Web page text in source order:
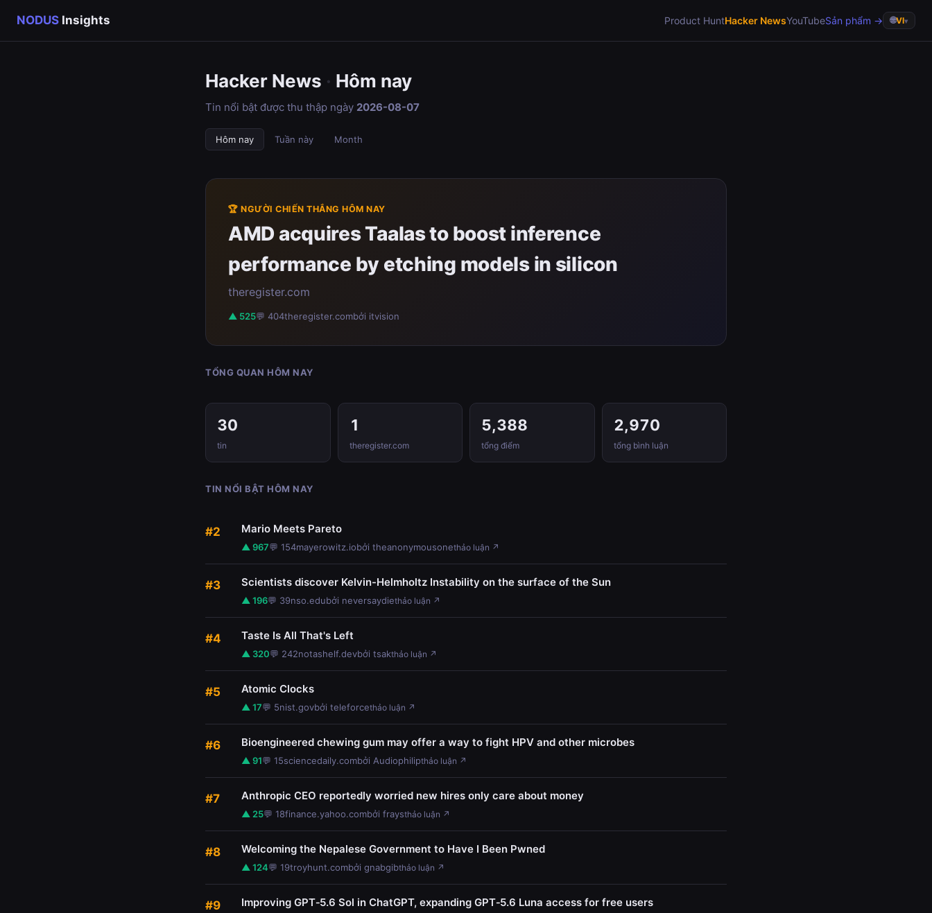
NODUS Insights Product HuntHacker NewsYouTubeSản phẩm → 🌐VI▾
Hacker News · Hôm nay
Tin nổi bật được thu thập ngày 2026-08-07
Hôm nay Tuần này Month
🏆 NGƯỜI CHIẾN THẮNG HÔM NAY
AMD acquires Taalas to boost inference
performance by etching models in silicon
theregister.com
▲ 525💬 404theregister.combởi itvision
TỔNG QUAN HÔM NAY
30
tin
1
theregister.com
5,388
tổng điểm
2,970
tổng bình luận
TIN NỔI BẬT HÔM NAY
#2 Mario Meets Pareto
▲ 967💬 154mayerowitz.iobởi theanonymousonethảo luận ↗
#3 Scientists discover Kelvin-Helmholtz Instability on the surface of the Sun
▲ 196💬 39nso.edubởi neversaydiethảo luận ↗
#4 Taste Is All That's Left
▲ 320💬 242notashelf.devbởi tsakthảo luận ↗
#5 Atomic Clocks
▲ 17💬 5nist.govbởi teleforcethảo luận ↗
#6 Bioengineered chewing gum may offer a way to fight HPV and other microbes
▲ 91💬 15sciencedaily.combởi Audiophilipthảo luận ↗
#7 Anthropic CEO reportedly worried new hires only care about money
▲ 25💬 18finance.yahoo.combởi fraysthảo luận ↗
#8 Welcoming the Nepalese Government to Have I Been Pwned
▲ 124💬 19troyhunt.combởi gnabgibthảo luận ↗
#9 Improving GPT‑5.6 Sol in ChatGPT, expanding GPT‑5.6 Luna access for free users